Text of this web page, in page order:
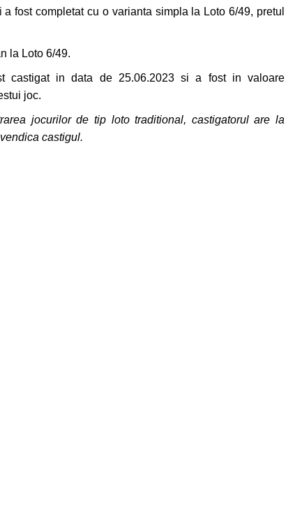
fost completat cu o varianta simpla la Loto 6/49, pretul
la Loto 6/49.
castigat in data de 25.06.2023 si a fost in valoare
joc.
jocurilor de tip loto traditional, castigatorul are la
castigul.